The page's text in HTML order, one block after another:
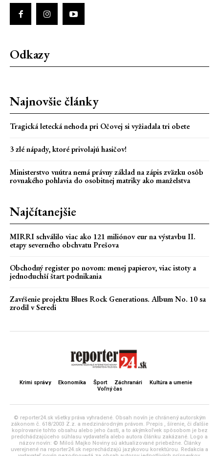
Odkazy
Najnovšie články
Tragická letecká nehoda pri Očovej si vyžiadala tri obete
3 zlé nápady, ktoré privolajú hasičov!
Ministerstvo vnútra nemá právny základ na zápis zväzku osôb
rovnakého pohlavia do osobitnej matriky ako manželstva
Najčítanejšie
MIRRI schválilo viac ako 121 miliónov eur na výstavbu II.
etapy severného obchvatu Prešova
Obchodný register po novom: menej papierov, viac istoty a
jednoduchší štart podnikania
Zavŕšenie projektu Blues Rock Generations. Album No. 10 sa
zrodil v Seredi
Krimi správy Ekonomika Šport Záchranári
Kultúra a umenie
Voľný čas
© reporter24.sk všetky práva vyhradené. Obsah novín je chránený autorským
zákonom č. 618/2003 Z.z. a medzinárodným právom. Prepis , šírenie, či ďalšie
kopírovanie tohto obsahu alebo jeho časti, a to akýmkoľvek spôsobom je bez
predchádzajúceho súhlasu vydavateľa alebo autora článku zakázané. Logo a
názov novín: © Miloš Majko Noviny sú aktualizované priebežne. Články
uverejnené na reporter24.sk neprechádzajú jazykovou korektúrou. Redakcia a